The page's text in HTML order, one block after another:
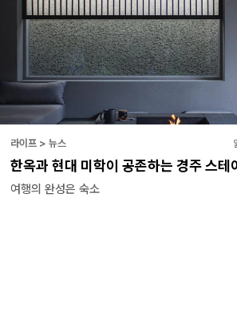
라이프 > 뉴스
한옥과 현대 미학이 공존하는 경주 스테
여행의 완성은 숙소